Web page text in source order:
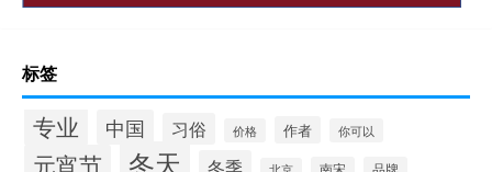
标签
专业 中国 习俗 价格 作者 你可以
元宵节 冬天